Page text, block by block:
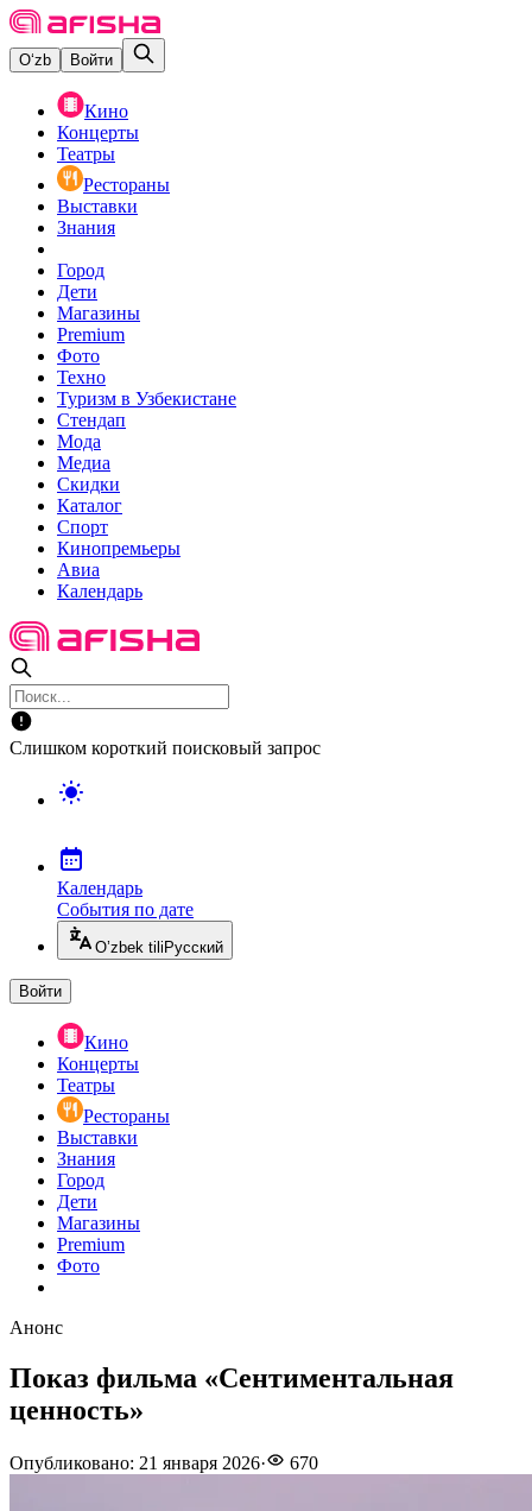
O‘zb Войти
Кино
Концерты
Театры
Рестораны
Выставки
Знания
Город
Дети
Магазины
Premium
Фото
Техно
Туризм в Узбекистане
Стендап
Мода
Медиа
Скидки
Каталог
Спорт
Кинопремьеры
Авиа
Календарь
Слишком короткий поисковый запрос
Календарь
События по дате
O’zbek tili Русский
Войти
Кино
Концерты
Театры
Рестораны
Выставки
Знания
Город
Дети
Магазины
Premium
Фото
Анонс
Показ фильма «Сентиментальная
ценность»
Опубликовано: 21 января 2026· 670